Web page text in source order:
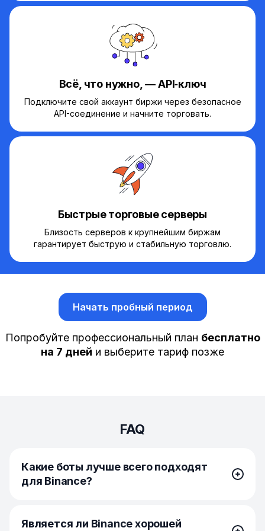
Всё, что нужно, — API‑ключ
Подключите свой аккаунт биржи через безопасное
API-соединение и начните торговать.
Быстрые торговые серверы
Близость серверов к крупнейшим биржам
гарантирует быструю и стабильную торговлю.
Начать пробный период
Попробуйте профессиональный план бесплатно
на 7 дней и выберите тариф позже
FAQ
Какие боты лучше всего подходят
для Binance?
Bitsgap предлагает ряд торговых ботов, хорошо
Является ли Binance хорошей